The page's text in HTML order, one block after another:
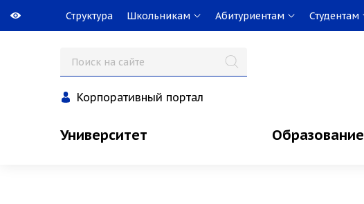
Структура Школьникам Абитуриентам Студентам
Корпоративный портал
Университет Образование